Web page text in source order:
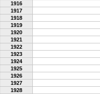
1916
1917
1918
1919
1920
1921
1922
1923
1924
1925
1926
1927
1928